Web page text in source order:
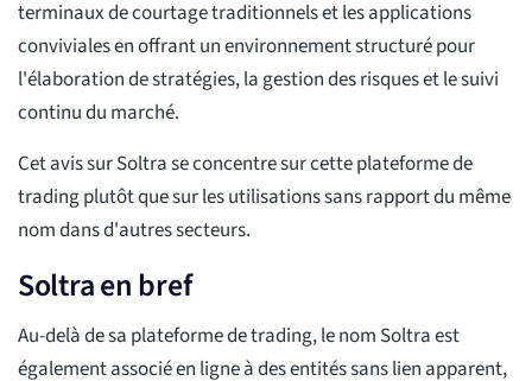
terminaux de courtage traditionnels et les applications
conviviales en offrant un environnement structuré pour
l'élaboration de stratégies, la gestion des risques et le suivi
continu du marché.
Cet avis sur Soltra se concentre sur cette plateforme de
trading plutôt que sur les utilisations sans rapport du même
nom dans d'autres secteurs.
Soltra en bref
Au-delà de sa plateforme de trading, le nom Soltra est
également associé en ligne à des entités sans lien apparent,